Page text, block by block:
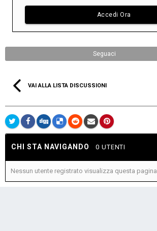
Accedi Ora
Seguaci
VAI ALLA LISTA DISCUSSIONI
CHI STA NAVIGANDO 0 UTENTI
Nessun utente registrato visualizza questa pagina.